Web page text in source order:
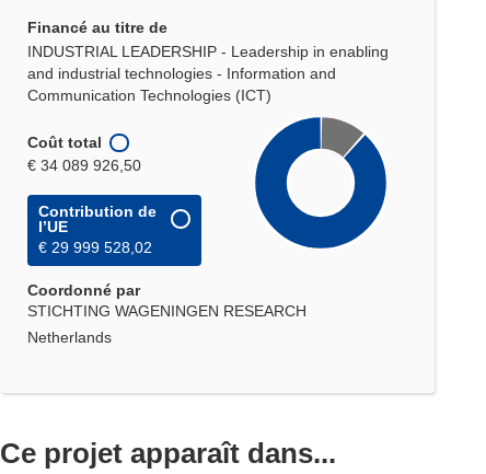
Financé au titre de
INDUSTRIAL LEADERSHIP - Leadership in enabling
and industrial technologies - Information and
Communication Technologies (ICT)
Coût total
€ 34 089 926,50
Contribution de
l’UE
€ 29 999 528,02
Coordonné par
STICHTING WAGENINGEN RESEARCH
Netherlands
Ce projet apparaît dans...